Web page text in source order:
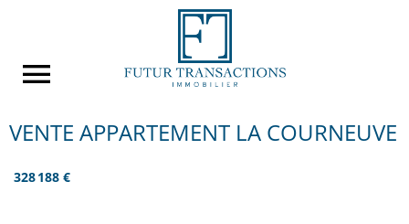
VENTE APPARTEMENT LA COURNEUVE
328 188 €